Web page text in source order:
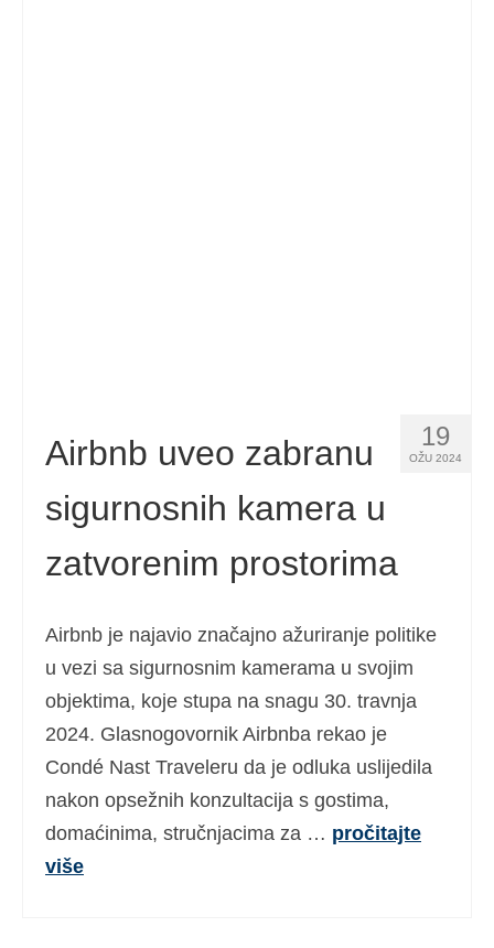
19
OŽU 2024
Airbnb uveo zabranu
sigurnosnih kamera u
zatvorenim prostorima
Airbnb je najavio značajno ažuriranje politike
u vezi sa sigurnosnim kamerama u svojim
objektima, koje stupa na snagu 30. travnja
2024. Glasnogovornik Airbnba rekao je
Condé Nast Traveleru da je odluka uslijedila
nakon opsežnih konzultacija s gostima,
domaćinima, stručnjacima za … pročitajte
više